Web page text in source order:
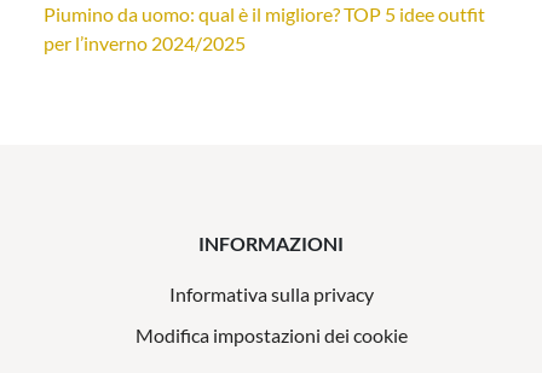
Piumino da uomo: qual è il migliore? TOP 5 idee outfit
per l’inverno 2024/2025
INFORMAZIONI
Informativa sulla privacy
Modifica impostazioni dei cookie